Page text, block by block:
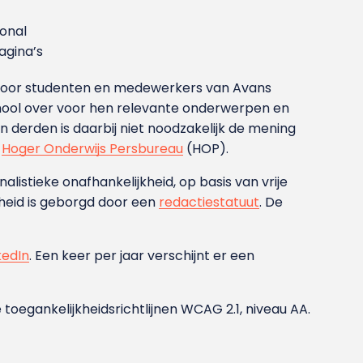
studenten en medewerkers van Avans
over voor hen relevante onderwerpen en
is daarbij niet noodzakelijk de mening
Hoger Onderwijs Persbureau (HOP).
onafhankelijkheid, op basis van vrije
is geborgd door een redactiestatuut. De
. Een keer per jaar verschijnt er een
WCAG 2.1, niveau AA.